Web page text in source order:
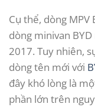
Cụ thể, dòng MPV
dòng minivan
2017. Tuy nhiên,
dòng tên mới với
đây khó lòng là
phần lớn trên